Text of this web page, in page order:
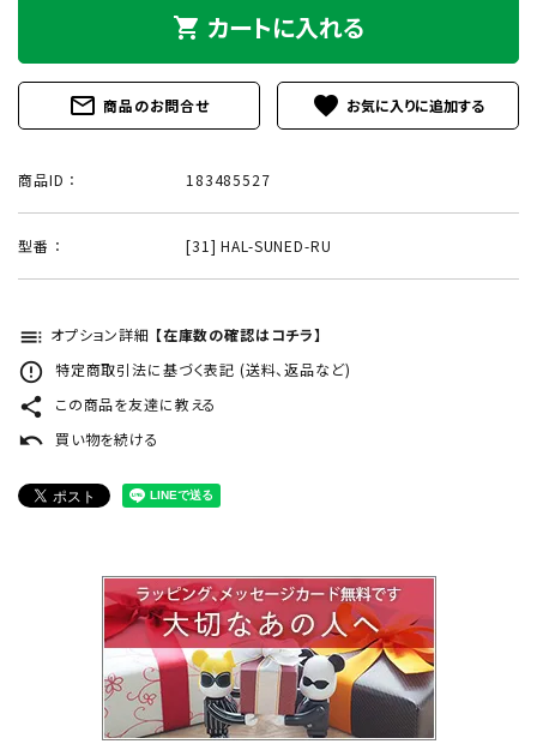
shopping_cart カートに入れる
mail_outline 商品のお問合せ favorite
商品ID ： 183485527
型番 ： [31] HAL-SUNED-RU
toc オプション詳細 【在庫数の確認はコチラ】
error_outline 特定商取引法に基づく表記 (送料、返品など)
share この商品を友達に教える
undo 買い物を続ける